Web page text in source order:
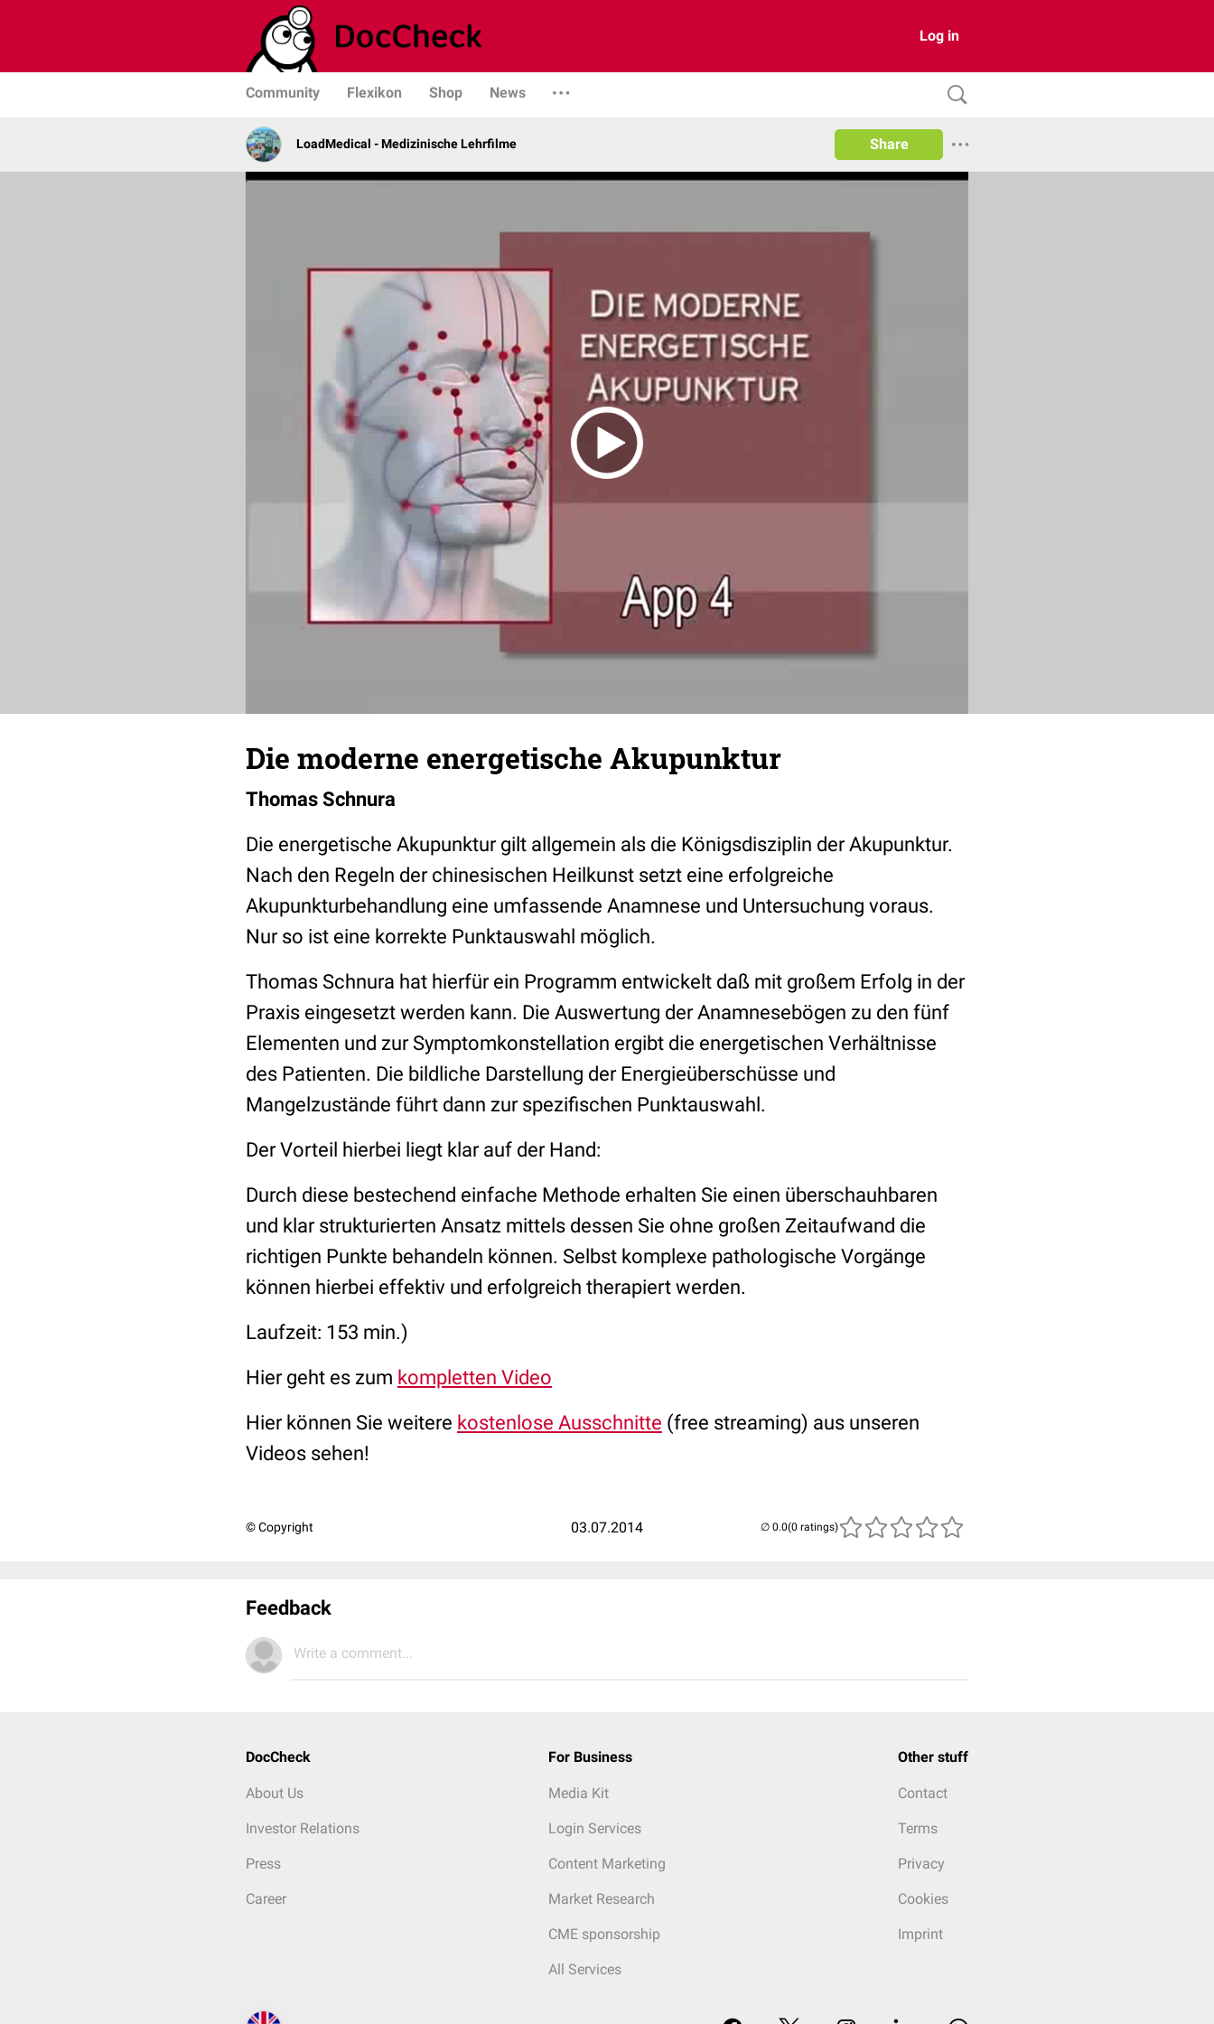
Log in
Community Flexikon Shop News
LoadMedical - Medizinische Lehrfilme Share
Die moderne energetische Akupunktur
Thomas Schnura
Die energetische Akupunktur gilt allgemein als die Königsdisziplin der Akupunktur.
Nach den Regeln der chinesischen Heilkunst setzt eine erfolgreiche
Akupunkturbehandlung eine umfassende Anamnese und Untersuchung voraus.
Nur so ist eine korrekte Punktauswahl möglich.
Thomas Schnura hat hierfür ein Programm entwickelt daß mit großem Erfolg in der
Praxis eingesetzt werden kann. Die Auswertung der Anamnesebögen zu den fünf
Elementen und zur Symptomkonstellation ergibt die energetischen Verhältnisse
des Patienten. Die bildliche Darstellung der Energieüberschüsse und
Mangelzustände führt dann zur spezifischen Punktauswahl.
Der Vorteil hierbei liegt klar auf der Hand:
Durch diese bestechend einfache Methode erhalten Sie einen überschauhbaren
und klar strukturierten Ansatz mittels dessen Sie ohne großen Zeitaufwand die
richtigen Punkte behandeln können. Selbst komplexe pathologische Vorgänge
können hierbei effektiv und erfolgreich therapiert werden.
Laufzeit: 153 min.)
Hier geht es zum kompletten Video
Hier können Sie weitere kostenlose Ausschnitte (free streaming) aus unseren
Videos sehen!
© Copyright 03.07.2014 (0 ratings)
Feedback
Write a comment...
DocCheck
About Us
Investor Relations
Press
Career
For Business
Media Kit
Login Services
Content Marketing
Market Research
CME sponsorship
All Services
Other stuff
Contact
Terms
Privacy
Cookies
Imprint